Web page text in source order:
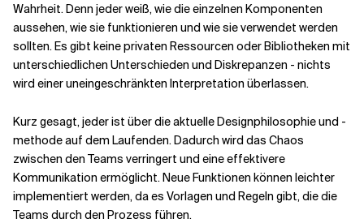
Wahrheit. Denn jeder weiß, wie die einzelnen Komponenten
aussehen, wie sie funktionieren und wie sie verwendet werden
sollten. Es gibt keine privaten Ressourcen oder Bibliotheken mit
unterschiedlichen Unterschieden und Diskrepanzen - nichts
wird einer uneingeschränkten Interpretation überlassen.
Kurz gesagt, jeder ist über die aktuelle Designphilosophie und -
methode auf dem Laufenden. Dadurch wird das Chaos
zwischen den Teams verringert und eine effektivere
Kommunikation ermöglicht. Neue Funktionen können leichter
implementiert werden, da es Vorlagen und Regeln gibt, die die
Teams durch den Prozess führen.